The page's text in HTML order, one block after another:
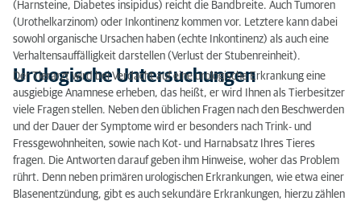
(Harnsteine, Diabetes insipidus) reicht die Bandbreite. Auch Tumoren
(Urothelkarzinom) oder Inkontinenz kommen vor. Letztere kann dabei
sowohl organische Ursachen haben (echte Inkontinenz) als auch eine
Verhaltensauffälligkeit darstellen (Verlust der Stubenreinheit).
Urologische Untersuchungen
Der Tierarzt wird bei Verdacht auf eine urologische Erkrankung eine
ausgiebige Anamnese erheben, das heißt, er wird Ihnen als Tierbesitzer
viele Fragen stellen. Neben den üblichen Fragen nach den Beschwerden
und der Dauer der Symptome wird er besonders nach Trink- und
Fressgewohnheiten, sowie nach Kot- und Harnabsatz Ihres Tieres
fragen. Die Antworten darauf geben ihm Hinweise, woher das Problem
rührt. Denn neben primären urologischen Erkrankungen, wie etwa einer
Blasenentzündung, gibt es auch sekundäre Erkrankungen, hierzu zählen